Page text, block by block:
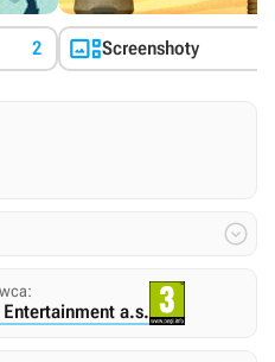
2 Screenshoty

a.s.